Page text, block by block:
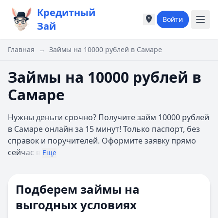
Кредитный
Зай
Города России
Москва
Екатеринбург
Казань
Б
Барнаул
Белгород
Города России
Москва
Екатеринбург
Казань
Б
Барнаул
Белгород
Войти
Главная → Займы на 10000 рублей в Самаре
Займы на 10000 рублей в
Самаре
Нужны деньги срочно? Получите займ 10000 рублей
в Самаре онлайн за 15 минут! Только паспорт, без
справок и поручителей. Оформите заявку прямо
сейчас в Еще
Подберем займы на
выгодных условиях